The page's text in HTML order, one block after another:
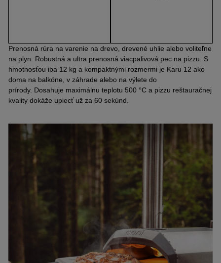
Prenosná rúra na varenie na drevo, drevené uhlie alebo voliteľne
na plyn. Robustná a ultra prenosná viacpalivová pec na pizzu. S
hmotnosťou iba 12 kg a kompaktnými rozmermi je Karu 12 ako
doma na balkóne, v záhrade alebo na výlete do
prírody. Dosahuje maximálnu teplotu 500 °C a pizzu reštauračnej
kvality dokáže upiecť už za 60 sekúnd.